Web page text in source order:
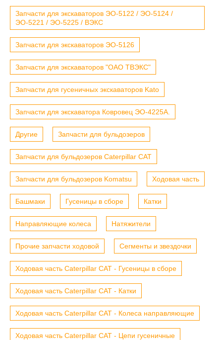
Запчасти для экскаваторов ЭО-5122 / ЭО-5124 /
ЭО-5221 / ЭО-5225 / ВЭКС
Запчасти для экскаваторов ЭО-5126
Запчасти для экскаваторов "ОАО ТВЭКС"
Запчасти для гусеничных экскаваторов Kato
Запчасти для экскаватора Ковровец ЭО-4225А.
Другие Запчасти для бульдозеров
Запчасти для бульдозеров Caterpillar CAT
Запчасти для бульдозеров Komatsu Ходовая часть
Башмаки Гусеницы в сборе Катки
Направляющие колеса Натяжители
Прочие запчасти ходовой Сегменты и звездочки
Ходовая часть Caterpillar CAT - Гусеницы в сборе
Ходовая часть Caterpillar CAT - Катки
Ходовая часть Caterpillar CAT - Колеса направляющие
Ходовая часть Caterpillar CAT - Цепи гусеничные